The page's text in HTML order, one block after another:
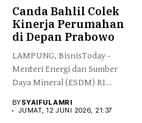
Canda Bahlil Colek
Kinerja Perumahan
di Depan Prabowo
LAMPUNG, BisnisToday -
Menteri Energi dan Sumber
Daya Mineral (ESDM) RI
BYSYAIFUL AMRI
JUMAT, 12 JUNI 2026, 21:37